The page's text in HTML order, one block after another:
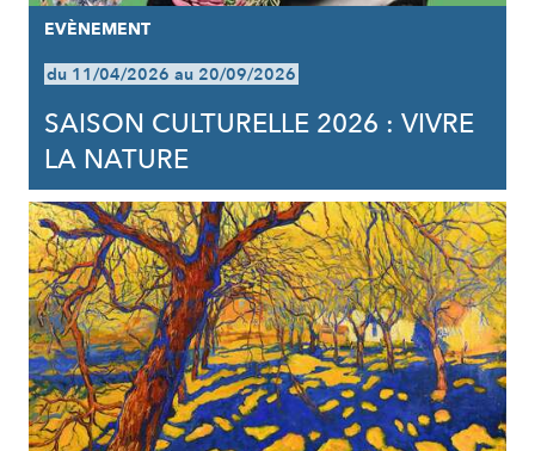
EVÈNEMENT
du 11/04/2026 au 20/09/2026
SAISON CULTURELLE 2026 : VIVRE
LA NATURE